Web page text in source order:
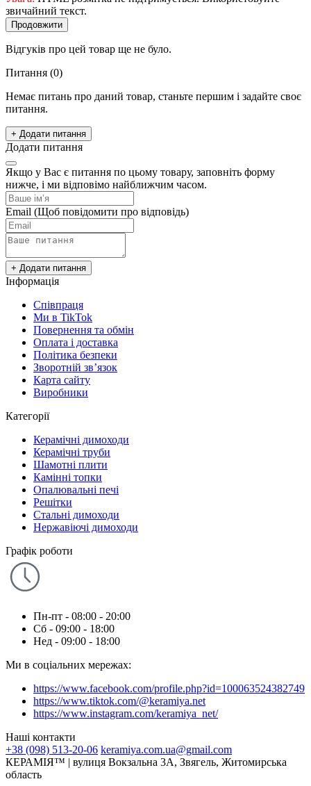
звичайний текст.
Продовжити
Відгуків про цей товар ще не було.
Питання (0)
Немає питань про даний товар, станьте першим і задайте своє
питання.
+ Додати питання
Додати питання
Якщо у Вас є питання по цьому товару, заповніть форму
нижче, і ми відповімо найближчим часом.
Email (Щоб повідомити про відповідь)
+ Додати питання
Інформація
Cпівпраця
Ми в TikTok
Повернення та обмін
Оплата і доставка
Політика безпеки
Зворотній зв’язок
Карта сайту
Виробники
Категорії
Керамічні димоходи
Керамічні труби
Шамотні плити
Камінні топки
Опалювальні печі
Решітки
Стальні димоходи
Нержавіючі димоходи
Графік роботи
Пн-пт - 08:00 - 20:00
Сб - 09:00 - 18:00
Нед - 09:00 - 18:00
Ми в соціальних мережах:
https://www.facebook.com/profile.php?id=100063524382749
https://www.tiktok.com/@keramiya.net
https://www.instagram.com/keramiya_net/
Наші контакти
+38 (098) 513-20-06 keramiya.com.ua@gmail.com
КЕРАМІЯ™ | вулиця Вокзальна 3А, Звягель, Житомирська
область